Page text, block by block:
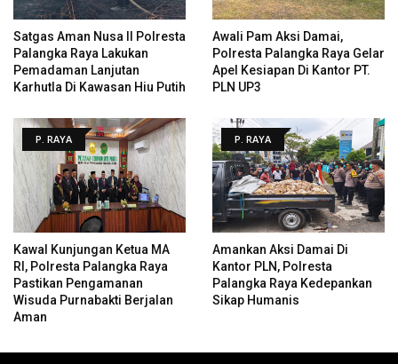
Satgas Aman Nusa II Polresta
Palangka Raya Lakukan
Pemadaman Lanjutan
Karhutla Di Kawasan Hiu Putih
Awali Pam Aksi Damai,
Polresta Palangka Raya Gelar
Apel Kesiapan Di Kantor PT.
PLN UP3
P. RAYA
Kawal Kunjungan Ketua MA
RI, Polresta Palangka Raya
Pastikan Pengamanan
Wisuda Purnabakti Berjalan
Aman
P. RAYA
Amankan Aksi Damai Di
Kantor PLN, Polresta
Palangka Raya Kedepankan
Sikap Humanis